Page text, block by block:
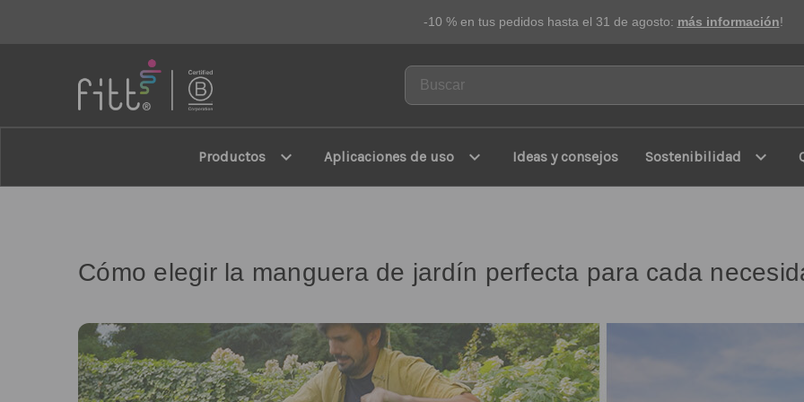
-10 % en tus pedidos hasta el 31 de agosto: más información!
Productos expand_more Aplicaciones de uso expand_more Ideas y consejos Sostenibilidad expand_more
Cómo elegir la manguera de jardín perfecta para cada